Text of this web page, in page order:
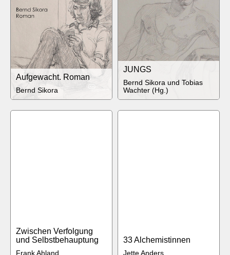
Aufgewacht. Roman
Bernd Sikora
JUNGS
Bernd Sikora und Tobias
Wachter (Hg.)
Zwischen Verfolgung
und Selbstbehauptung
Frank Ahland
33 Alchemistinnen
Jette Anders